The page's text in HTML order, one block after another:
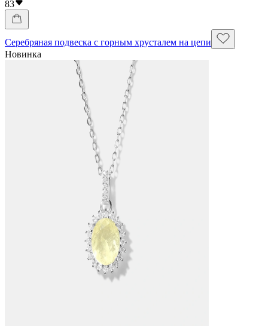
83
Серебряная подвеска с горным хрусталем на цепи
Новинка